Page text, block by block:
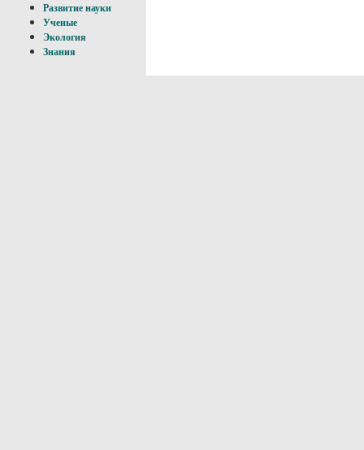
Развитие науки
Ученые
Экология
Знания